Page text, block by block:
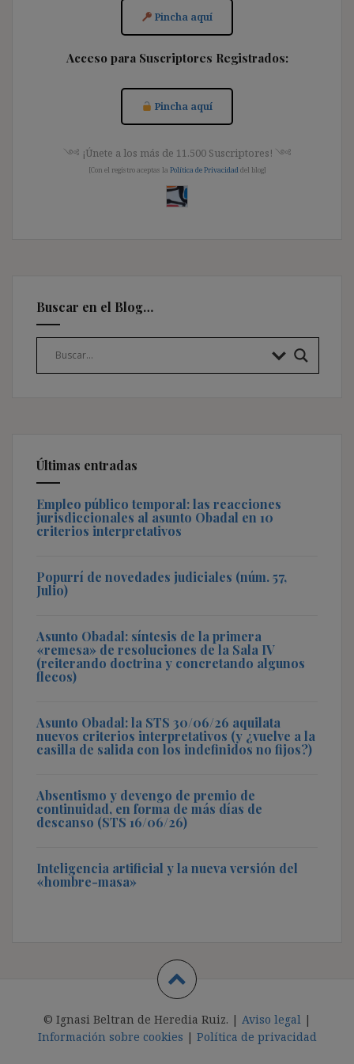
Pincha aquí
Acceso para Suscriptores Registrados:
Pincha aquí
༺ ¡Únete a los más de 11.500 Suscriptores! ༺
[Con el registro aceptas la Política de Privacidad del blog]
Buscar en el Blog…
Últimas entradas
Empleo público temporal: las reacciones
jurisdiccionales al asunto Obadal en 10
criterios interpretativos
Popurrí de novedades judiciales (núm. 57,
Julio)
Asunto Obadal: síntesis de la primera
«remesa» de resoluciones de la Sala IV
(reiterando doctrina y concretando algunos
flecos)
Asunto Obadal: la STS 30/06/26 aquilata
nuevos criterios interpretativos (y ¿vuelve a la
casilla de salida con los indefinidos no fijos?)
Absentismo y devengo de premio de
continuidad, en forma de más días de
descanso (STS 16/06/26)
Inteligencia artificial y la nueva versión del
«hombre-masa»
© Ignasi Beltran de Heredia Ruiz. | Aviso legal |
Información sobre cookies | Política de privacidad